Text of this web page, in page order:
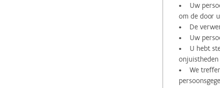
• Uw
om de door
• De
• Uw
• U hebt
onjuistheden
• We treffen